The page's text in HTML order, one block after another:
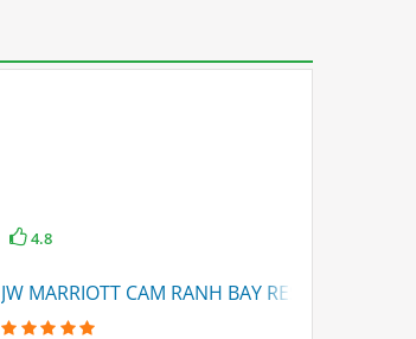
4.8
JW MARRIOTT CAM RANH BAY RESORT & SPA